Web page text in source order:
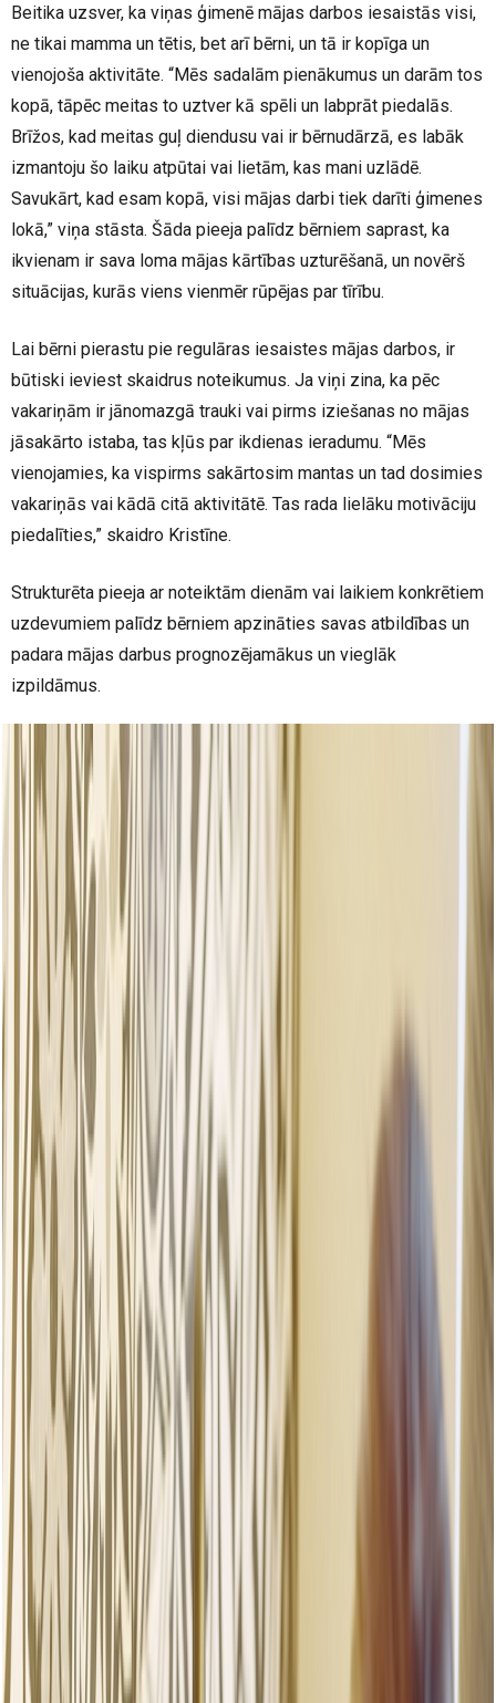
Beitika uzsver, ka viņas ģimenē mājas darbos iesaistās visi,
ne tikai mamma un tētis, bet arī bērni, un tā ir kopīga un
vienojoša aktivitāte. “Mēs sadalām pienākumus un darām tos
kopā, tāpēc meitas to uztver kā spēli un labprāt piedalās.
Brīžos, kad meitas guļ diendusu vai ir bērnudārzā, es labāk
izmantoju šo laiku atpūtai vai lietām, kas mani uzlādē.
Savukārt, kad esam kopā, visi mājas darbi tiek darīti ģimenes
lokā,” viņa stāsta. Šāda pieeja palīdz bērniem saprast, ka
ikvienam ir sava loma mājas kārtības uzturēšanā, un novērš
situācijas, kurās viens vienmēr rūpējas par tīrību.
Lai bērni pierastu pie regulāras iesaistes mājas darbos, ir
būtiski ieviest skaidrus noteikumus. Ja viņi zina, ka pēc
vakariņām ir jānomazgā trauki vai pirms iziešanas no mājas
jāsakārto istaba, tas kļūs par ikdienas ieradumu. “Mēs
vienojamies, ka vispirms sakārtosim mantas un tad dosimies
vakariņās vai kādā citā aktivitātē. Tas rada lielāku motivāciju
piedalīties,” skaidro Kristīne.
Strukturēta pieeja ar noteiktām dienām vai laikiem konkrētiem
uzdevumiem palīdz bērniem apzināties savas atbildības un
padara mājas darbus prognozējamākus un vieglāk
izpildāmus.